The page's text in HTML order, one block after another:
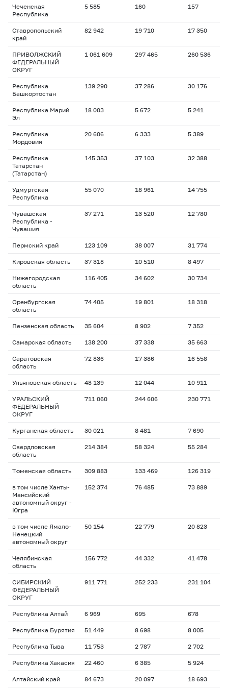
Чеченская
Республика
5 585 160 157
Ставропольский
край
82 942 19 710 17 350
ПРИВОЛЖСКИЙ
ФЕДЕРАЛЬНЫЙ
ОКРУГ
1 061 609 297 465 260 536
Республика
Башкортостан
139 290 37 286 30 176
Республика Марий
Эл
18 003 5 672 5 241
Республика
Мордовия
20 606 6 333 5 389
Республика
Татарстан
(Татарстан)
145 353 37 103 32 388
Удмуртская
Республика
55 070 18 961 14 755
Чувашская
Республика -
Чувашия
37 271 13 520 12 780
Пермский край 123 109 38 007 31 774
Кировская область 37 318 10 510 8 497
Нижегородская
область
116 405 34 602 30 734
Оренбургская
область
74 405 19 801 18 318
Пензенская область 35 604 8 902 7 352
Самарская область 138 200 37 338 35 663
Саратовская
область
72 836 17 386 16 558
Ульяновская область 48 139 12 044 10 911
УРАЛЬСКИЙ
ФЕДЕРАЛЬНЫЙ
ОКРУГ
711 060 244 606 230 771
Курганская область 30 021 8 481 7 690
Свердловская
область
214 384 58 324 55 284
Тюменская область 309 883 133 469 126 319
в том числе Ханты-
Мансийский
автономный округ -
Югра
152 374 76 485 73 889
в том числе Ямало-
Ненецкий
автономный округ
50 154 22 779 20 823
Челябинская
область
156 772 44 332 41 478
СИБИРСКИЙ
ФЕДЕРАЛЬНЫЙ
ОКРУГ
911 771 252 233 231 104
Республика Алтай 6 969 695 678
Республика Бурятия 51 449 8 698 8 005
Республика Тыва 11 753 2 787 2 702
Республика Хакасия 22 460 6 385 5 924
Алтайский край 84 673 20 097 18 693